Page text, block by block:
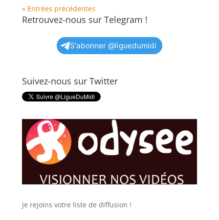
« Entrées précédentes
Retrouvez-nous sur Telegram !
S'abonner @liguedumidi
Suivez-nous sur Twitter
Je rejoins votre liste de diffusion !